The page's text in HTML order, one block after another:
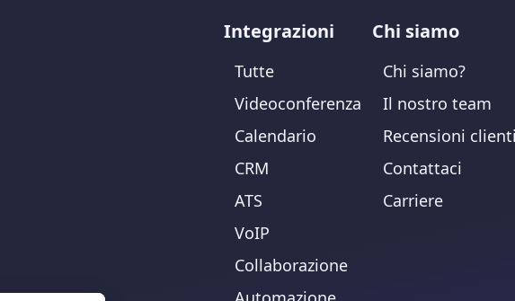
Integrazioni
Tutte
Videoconferenza
Calendario
CRM
ATS
VoIP
Collaborazione
Chi siamo
Chi siamo?
Il nostro team
Recensioni
Contattaci
Carriere